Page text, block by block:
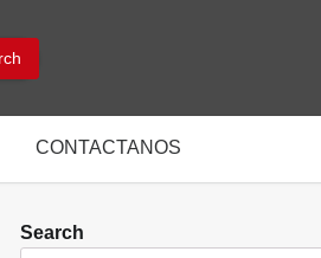
CONTACTANOS
Search